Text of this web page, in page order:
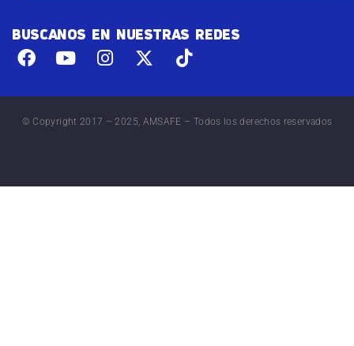
BUSCANOS EN NUESTRAS REDES
© Copyright 2017 – 2025, AMSAFE – Todos los derechos reservados